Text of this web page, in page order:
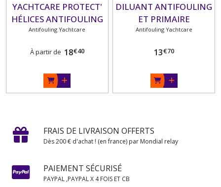
YACHTCARE PROTECT'
HÉLICES ANTIFOULING
Antifouling Yachtcare
À partir de 18€40
DILUANT ANTIFOULING
ET PRIMAIRE
ANTIFOULING MONO-
Antifouling Yachtcare
13€70
FRAIS DE LIVRAISON OFFERTS
Dès 200 € d'achat ! (en france) par Mondial relay
PAIEMENT SÉCURISÉ
PAYPAL ,PAYPAL X 4 FOIS ET CB